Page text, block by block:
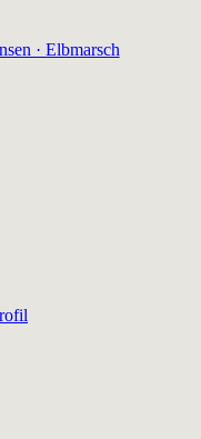
· Elbmarsch